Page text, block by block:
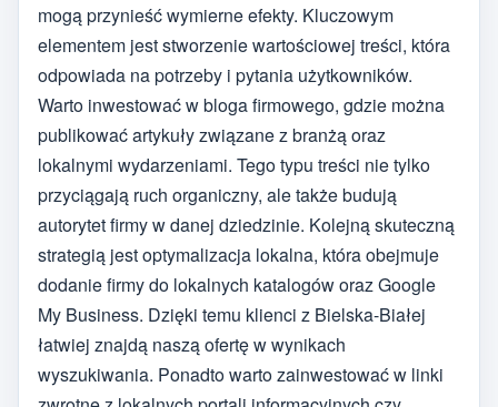
mogą przynieść wymierne efekty. Kluczowym
elementem jest stworzenie wartościowej treści, która
odpowiada na potrzeby i pytania użytkowników.
Warto inwestować w bloga firmowego, gdzie można
publikować artykuły związane z branżą oraz
lokalnymi wydarzeniami. Tego typu treści nie tylko
przyciągają ruch organiczny, ale także budują
autorytet firmy w danej dziedzinie. Kolejną skuteczną
strategią jest optymalizacja lokalna, która obejmuje
dodanie firmy do lokalnych katalogów oraz Google
My Business. Dzięki temu klienci z Bielska-Białej
łatwiej znajdą naszą ofertę w wynikach
wyszukiwania. Ponadto warto zainwestować w linki